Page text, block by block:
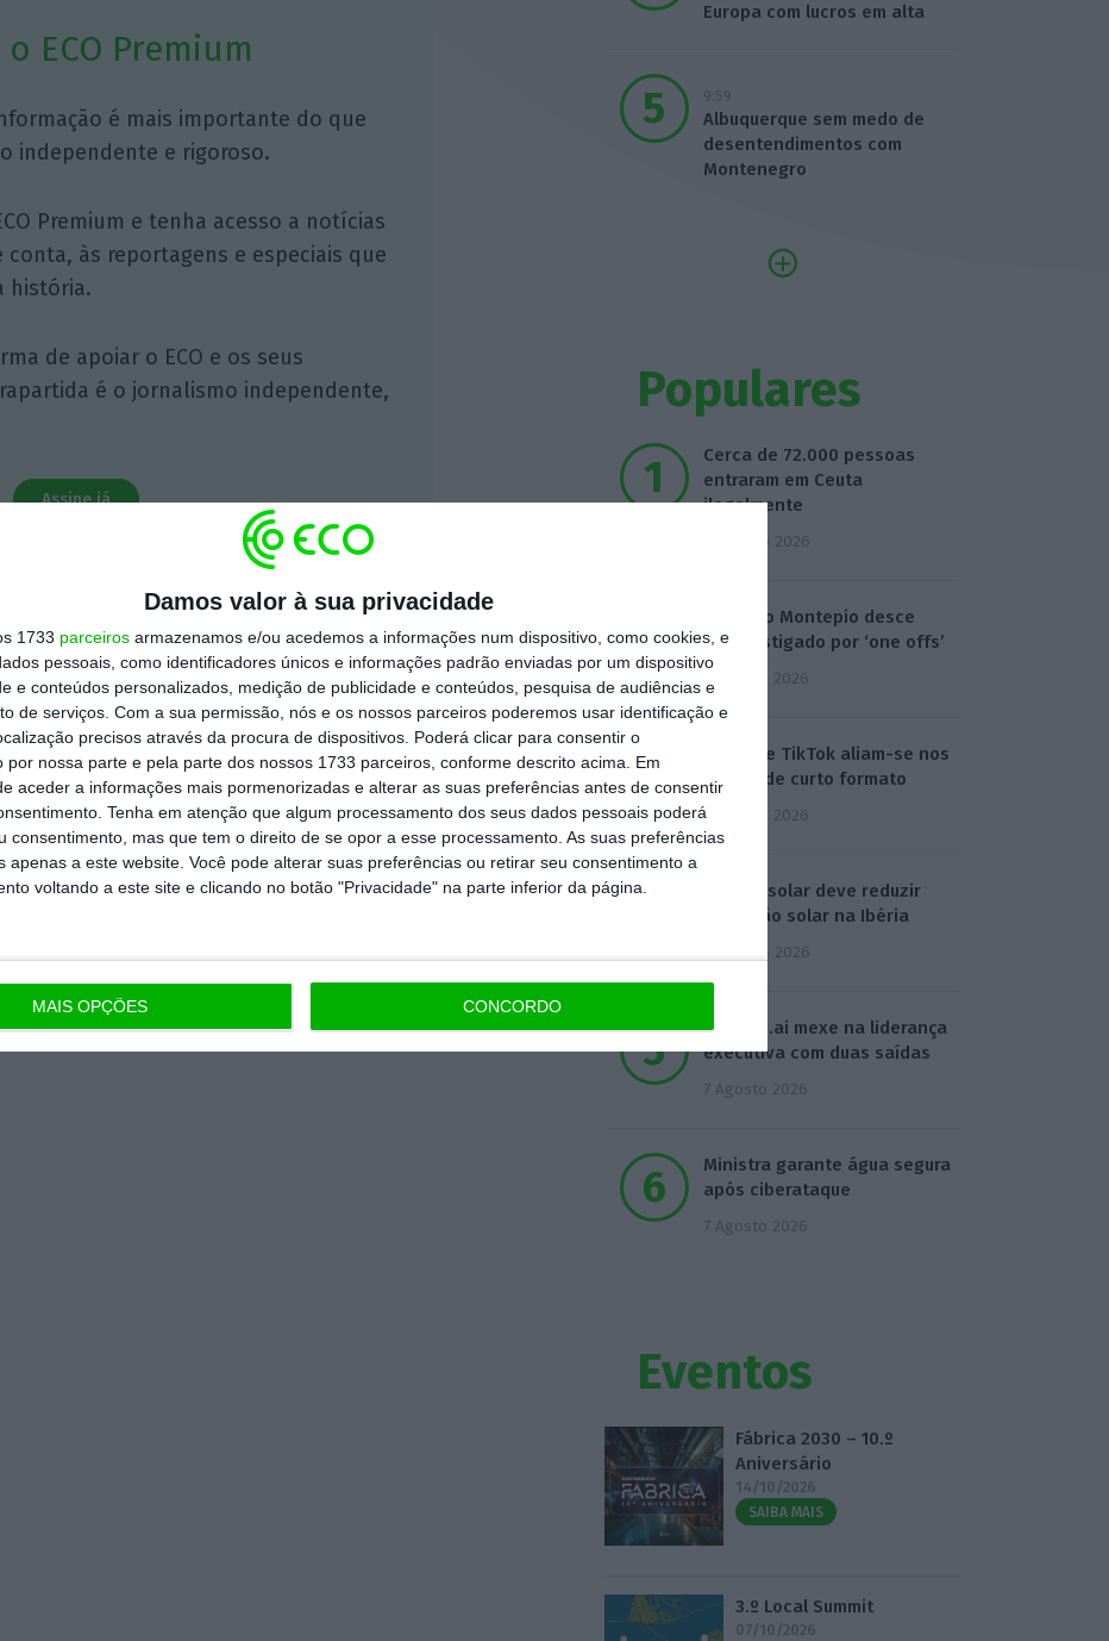
Damos valor à sua privacidade
1733 parceiros armazenamos e/ou acedemos a informações num dispositivo, como cookies, e
pessoais, como identificadores únicos e informações padrão enviadas por um dispositivo
e conteúdos personalizados, medição de publicidade e conteúdos, pesquisa de audiências e
de serviços. Com a sua permissão, nós e os nossos parceiros poderemos usar identificação e
precisos através da procura de dispositivos. Poderá clicar para consentir o
por nossa parte e pela parte dos nossos 1733 parceiros, conforme descrito acima. Em
aceder a informações mais pormenorizadas e alterar as suas preferências antes de consentir
Tenha em atenção que algum processamento dos seus dados pessoais poderá
consentimento, mas que tem o direito de se opor a esse processamento. As suas preferências
apenas a este website. Você pode alterar suas preferências ou retirar seu consentimento a
voltando a este site e clicando no botão "Privacidade" na parte inferior da página.
MAIS OPÇÕES CONCORDO
ECO Premium
é mais importante do que
independente e rigoroso.
Premium e tenha acesso a notícias
às reportagens e especiais que
história.
de apoiar o ECO e os seus
é o jornalismo independente,
Assine já
Europa com lucros em alta
9:59
Albuquerque sem medo de
desentendimentos com
Montenegro
Populares
Cerca de 72.000 pessoas
entraram em Ceuta
ilegalmente
4 Agosto 2026
Lucro do Montepio desce
17% castigado por ‘one offs’
5 Agosto 2026
Disney e TikTok aliam-se nos
vídeos de curto formato
5 Agosto 2026
Eclipse solar deve reduzir
produção solar na Ibéria
6 Agosto 2026
Defined.ai mexe na liderança
executiva com duas saídas
7 Agosto 2026
Ministra garante água segura
após ciberataque
7 Agosto 2026
Eventos
Fábrica 2030 – 10.º
Aniversário
14/10/2026
SAIBA MAIS
3.º Local Summit
07/10/2026